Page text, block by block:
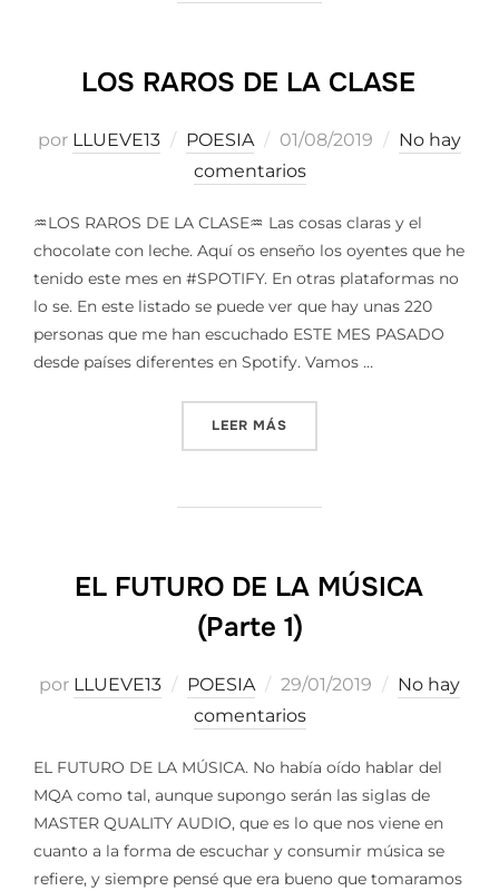
LOS RAROS DE LA CLASE
por LLUEVE13 POESIA
Publicado
el
01/08/2019
No hay
comentarios
♒LOS RAROS DE LA CLASE♒ Las cosas claras y el
chocolate con leche. Aquí os enseño los oyentes que he
tenido este mes en #SPOTIFY. En otras plataformas no
lo se. En este listado se puede ver que hay unas 220
personas que me han escuchado ESTE MES PASADO
desde países diferentes en Spotify. Vamos …
LEER MÁS
EL FUTURO DE LA MÚSICA
(Parte 1)
por LLUEVE13 POESIA
Publicado
el
29/01/2019
No hay
comentarios
EL FUTURO DE LA MÚSICA. No había oído hablar del
MQA como tal, aunque supongo serán las siglas de
MASTER QUALITY AUDIO, que es lo que nos viene en
cuanto a la forma de escuchar y consumir música se
refiere, y siempre pensé que era bueno que tomaramos